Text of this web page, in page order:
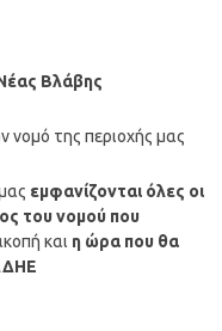
Βλάβης
της περιοχής μας
εμφανίζονται όλες οι
του νομού που
και η ώρα που θα